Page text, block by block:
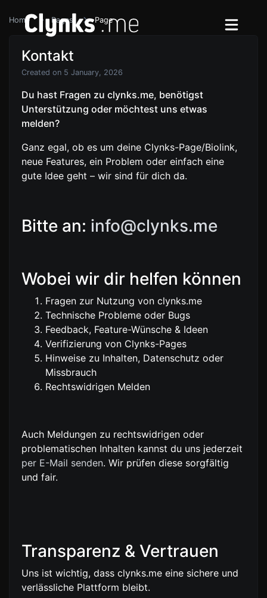
Home Pages Page
Kontakt
Created on 5 January, 2026
Du hast Fragen zu clynks.me, benötigst
Unterstützung oder möchtest uns etwas
melden?
Ganz egal, ob es um deine Clynks-Page/Biolink,
neue Features, ein Problem oder einfach eine
gute Idee geht – wir sind für dich da.
Bitte an: info@clynks.me
Wobei wir dir helfen können
Fragen zur Nutzung von clynks.me
Technische Probleme oder Bugs
Feedback, Feature-Wünsche & Ideen
Verifizierung von Clynks-Pages
Hinweise zu Inhalten, Datenschutz oder
Missbrauch
Rechtswidrigen Melden
Auch Meldungen zu rechtswidrigen oder
problematischen Inhalten kannst du uns jederzeit
per E-Mail senden. Wir prüfen diese sorgfältig
und fair.
Transparenz & Vertrauen
Uns ist wichtig, dass clynks.me eine sichere und
verlässliche Plattform bleibt.